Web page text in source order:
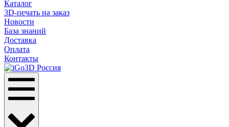
Каталог
3D-печать на заказ
Новости
База знаний
Доставка
Оплата
Контакты